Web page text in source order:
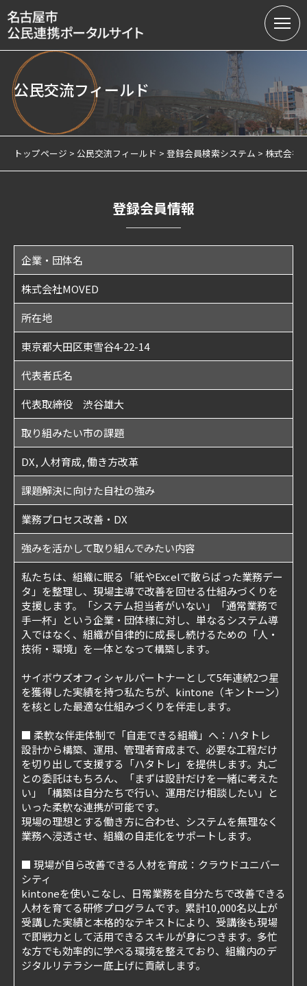
名古屋市の公民連携
提案募集中の課題（テーマ型）
提案受付（テーマ型・フリー型）
サテライトオフィスについて
公民交流フィールド
トップページ 公民交流フィールド 登録会員検索システム 株式会社
登録会員情報
企業・団体名
株式会社MOVED
所在地
東京都大田区東雪谷4-22-14
代表者氏名
代表取締役 渋谷雄大
取り組みたい市の課題
DX, 人材育成, 働き方改革
課題解決に向けた自社の強み
業務プロセス改善・DX
強みを活かして取り組んでみたい内容
私たちは、組織に眠る「紙やExcelで散らばった業務デー
タ」を整理し、現場主導で改善を回せる仕組みづくりを
支援します。「システム担当者がいない」「通常業務で
手一杯」という企業・団体様に対し、単なるシステム導
入ではなく、組織が自律的に成長し続けるための「人・
技術・環境」を一体となって構築します。
サイボウズオフィシャルパートナーとして5年連続2つ星
を獲得した実績を持つ私たちが、kintone（キントーン）
を核とした最適な仕組みづくりを伴走します。
■ 柔軟な伴走体制で「自走できる組織」へ：ハタトレ
設計から構築、運用、管理者育成まで、必要な工程だけ
を切り出して支援する「ハタトレ」を提供します。丸ご
との委託はもちろん、「まずは設計だけを一緒に考えた
い」「構築は自分たちで行い、運用だけ相談したい」と
いった柔軟な連携が可能です。
現場の理想とする働き方に合わせ、システムを無理なく
業務へ浸透させ、組織の自走化をサポートします。
■ 現場が自ら改善できる人材を育成：クラウドユニバー
シティ
kintoneを使いこなし、日常業務を自分たちで改善できる
人材を育てる研修プログラムです。累計10,000名以上が
受講した実績と本格的なテキストにより、受講後も現場
で即戦力として活用できるスキルが身につきます。多忙
な方でも効率的に学べる環境を整えており、組織内のデ
ジタルリテラシー底上げに貢献します。